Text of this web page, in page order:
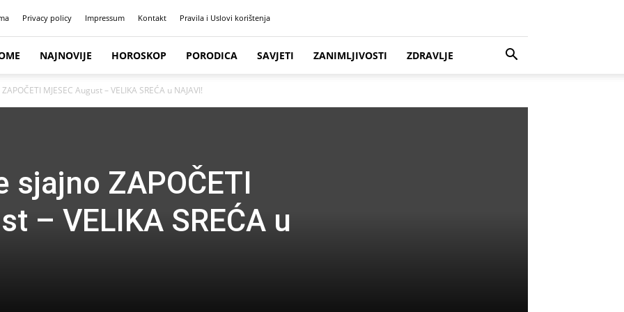
Privacy policy Impressum Kontakt Pravila i Uslovi korištenja
NAJNOVIJE HOROSKOP PORODICA SAVJETI ZANIMLJIVOSTI ZDRAVLJE
MJESEC August – VELIKA SREĆA u NAJAVI!
sjajno ZAPOČETI
– VELIKA SREĆA u